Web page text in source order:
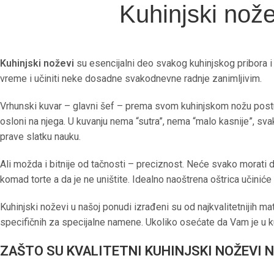
Kuhinjski
Kuhinjski noževi su esencijalni deo svakog kuhinjskog pribora
vreme i učiniti neke dosadne svakodnevne radnje zanimljivim.
Vrhunski kuvar – glavni šef – prema svom kuhinjskom nožu
osloni na njega. U kuvanju nema “sutra”, nema “malo kasnije”,
prave slatku nauku.
Ali možda i bitnije od tačnosti – preciznost. Neće svako morati
komad torte a da je ne uništite. Idealno naoštrena oštrica
Kuhinjski noževi u našoj ponudi izrađeni su od najkvalitetnijih
specifičnih za specijalne namene. Ukoliko osećate da Vam je
ZAŠTO SU KVALITETNI KUHINJSKI NOŽEVI